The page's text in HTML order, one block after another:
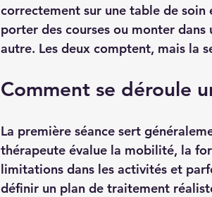
correctement sur une table de soin
porter des courses ou monter dans
autre. Les deux comptent, mais la
Comment se déroule
La première séance sert
thérapeute évalue la mobilité, la
limitations dans les activités et
définir un plan de traitement